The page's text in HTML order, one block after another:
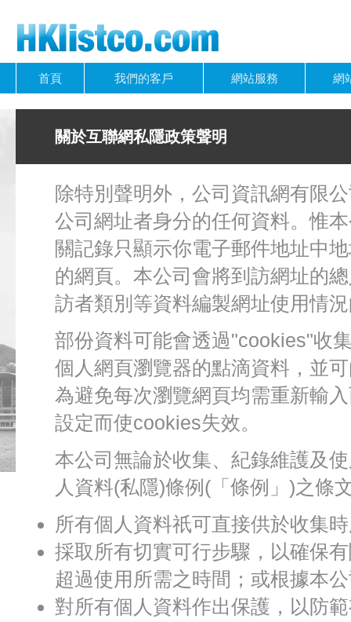
首頁 我們的客戶 網站服務 網
關於互聯網私隱政策聲明
除特別聲明外，公司資訊網有限
公司網址者身分的任何資料。惟
關記錄只顯示你電子郵件地址中
的網頁。本公司會將到訪網址的
訪者類別等資料編製網址使用情
部份資料可能會透過"cookies"收
個人網頁瀏覽器的點滴資料，並
為避免每次瀏覽網頁均需重新輸
設定而使cookies失效。
本公司無論於收集、紀錄維護及
人資料(私隱)條例(「條例」)之條
所有個人資料祇可直接供於收集
採取所有切實可行步驟，以確保
超過使用所需之時間；或根據本
對所有個人資料作出保護，以防